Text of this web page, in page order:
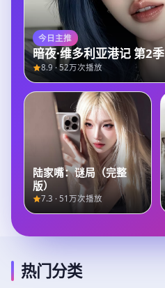
今日主推
暗夜·维多利亚港记 第2季
8.9· 52万次播放
陆家嘴：谜局（完整
版）
7.3 · 51万次播放
热门分类